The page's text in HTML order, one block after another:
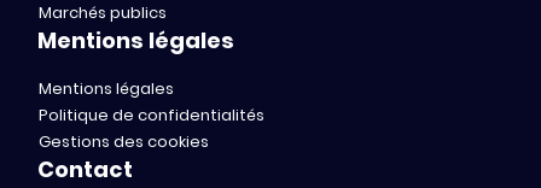
Marchés publics
Mentions légales
Mentions légales
Politique de confidentialités
Gestions des cookies
Contact